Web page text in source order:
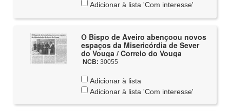
Adicionar à lista 'Com interesse'
O Bispo de Aveiro abençoou novos
espaços da Misericórdia de Sever
do Vouga / Correio do Vouga
NCB: 30055
Adicionar à lista
Adicionar à lista 'Com interesse'